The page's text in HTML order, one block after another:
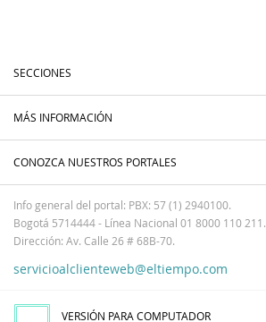
SECCIONES
MÁS INFORMACIÓN
CONOZCA NUESTROS PORTALES
Info general del portal: PBX: 57 (1) 2940100.
Bogotá 5714444 - Línea Nacional 01 8000 110 211.
Dirección: Av. Calle 26 # 68B-70.
servicioalclienteweb@eltiempo.com
VERSIÓN PARA COMPUTADOR